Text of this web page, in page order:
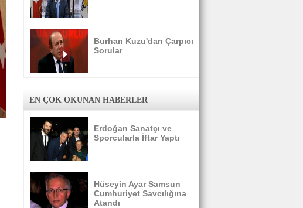
Burhan Kuzu'dan Çarpıcı
Sorular
EN ÇOK OKUNAN HABERLER
Erdoğan Sanatçı ve
Sporcularla İftar Yaptı
Hüseyin Ayar Samsun
Cumhuriyet Savcılığına
Atandı